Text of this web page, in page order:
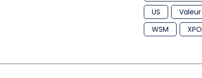
US
Valeur
WSM
XPO